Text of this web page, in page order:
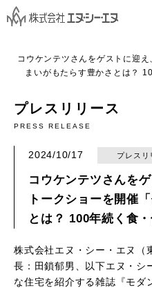
コウケンテツさんをゲストに迎
まいがもたらす豊かさとは？
プレスリリース
PRESS RELEASE
2024/10/17 プレスリ
コウケンテツさんを
トークショーを開催
とは？ 100年続く食
株式会社エヌ・シー・エヌ（
長：田鎖郁男、以下エヌ・シ
な住宅を紹介する雑誌『モダ